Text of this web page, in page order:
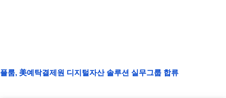
플룸, 美예탁결제원 디지털자산 솔루션 실무그룹 합류